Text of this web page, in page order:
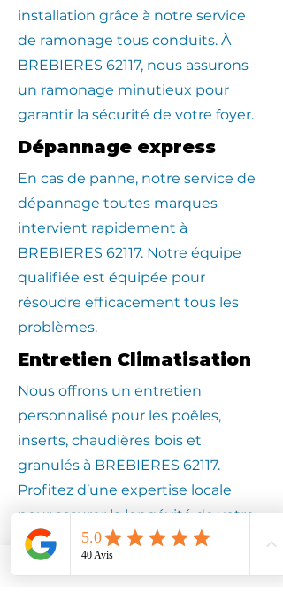
installation grâce à notre service
de ramonage tous conduits. À
BREBIERES 62117, nous assurons
un ramonage minutieux pour
garantir la sécurité de votre foyer.
Dépannage express
En cas de panne, notre service de
dépannage toutes marques
intervient rapidement à
BREBIERES 62117. Notre équipe
qualifiée est équipée pour
résoudre efficacement tous les
problèmes.
Entretien Climatisation
Nous offrons un entretien
personnalisé pour les poêles,
inserts, chaudières bois et
granulés à BREBIERES 62117.
Profitez d’une expertise locale
pour assurer la longévité de votre
équipement.